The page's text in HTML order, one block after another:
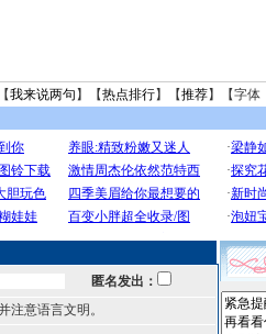
我来说两句 】【热点排行】【推荐】【字体
匿名发出：
注意语言文明。